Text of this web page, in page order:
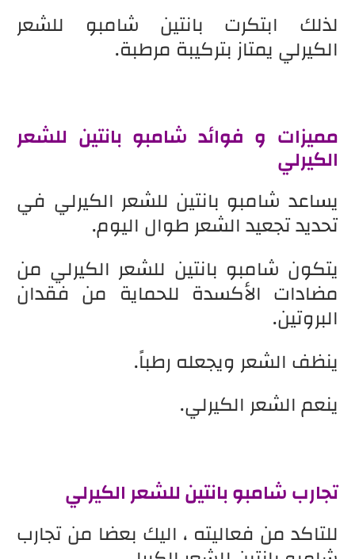
لذلك ابتكرت بانتين شامبو للشعر
الكيرلي يمتاز بتركيبة مرطبة.
مميزات و فوائد شامبو بانتين للشعر
الكيرلي
يساعد شامبو بانتين للشعر الكيرلي في
تحديد تجعيد الشعر طوال اليوم.
يتكون شامبو بانتين للشعر الكيرلي من
مضادات الأكسدة للحماية من فقدان
البروتين.
ينظف الشعر ويجعله رطباً.
ينعم الشعر الكيرلي.
تجارب شامبو بانتين للشعر الكيرلي
للتاكد من فعاليته ، اليك بعضا من تجارب